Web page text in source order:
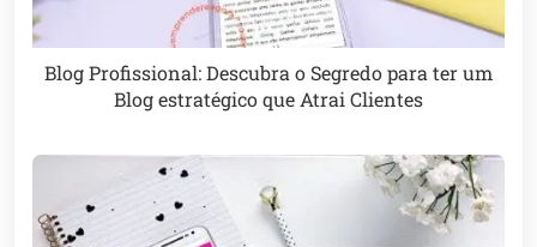
Blog Profissional: Descubra o Segredo para ter um
Blog estratégico que Atrai Clientes